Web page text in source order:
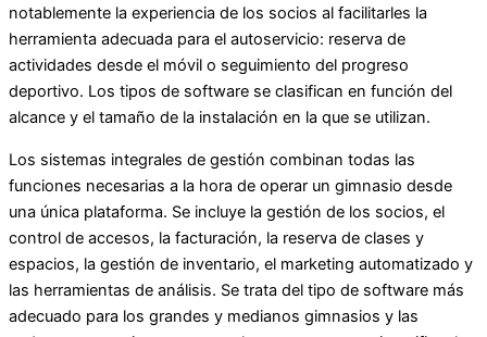
notablemente la experiencia de los socios al facilitarles la
herramienta adecuada para el autoservicio: reserva de
actividades desde el móvil o seguimiento del progreso
deportivo. Los tipos de software se clasifican en función del
alcance y el tamaño de la instalación en la que se utilizan.
Los sistemas integrales de gestión combinan todas las
funciones necesarias a la hora de operar un gimnasio desde
una única plataforma. Se incluye la gestión de los socios, el
control de accesos, la facturación, la reserva de clases y
espacios, la gestión de inventario, el marketing automatizado y
las herramientas de análisis. Se trata del tipo de software más
adecuado para los grandes y medianos gimnasios y las